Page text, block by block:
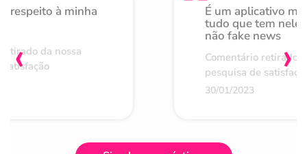
respeito à minha
da nossa
É um aplicativo
tudo que tem nele
não fake news
Comentário retirado
pesquisa de
30/01/2023
‹ ›